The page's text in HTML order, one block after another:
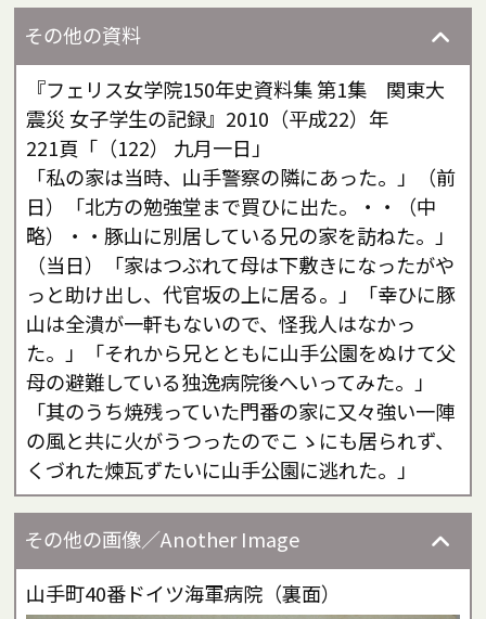
その他の資料
『フェリス女学院150年史資料集 第1集 関東大
震災 女子学生の記録』2010（平成22）年
221頁「（122） 九月一日」
「私の家は当時、山手警察の隣にあった。」（前
日）「北方の勉強堂まで買ひに出た。・・（中
略）・・豚山に別居している兄の家を訪ねた。」
（当日）「家はつぶれて母は下敷きになったがや
っと助け出し、代官坂の上に居る。」「幸ひに豚
山は全潰が一軒もないので、怪我人はなかっ
た。」「それから兄とともに山手公園をぬけて父
母の避難している独逸病院後へいってみた。」
「其のうち焼残っていた門番の家に又々強い一陣
の風と共に火がうつったのでこゝにも居られず、
くづれた煉瓦ずたいに山手公園に逃れた。」
その他の画像／Another Image
山手町40番ドイツ海軍病院（裏面）